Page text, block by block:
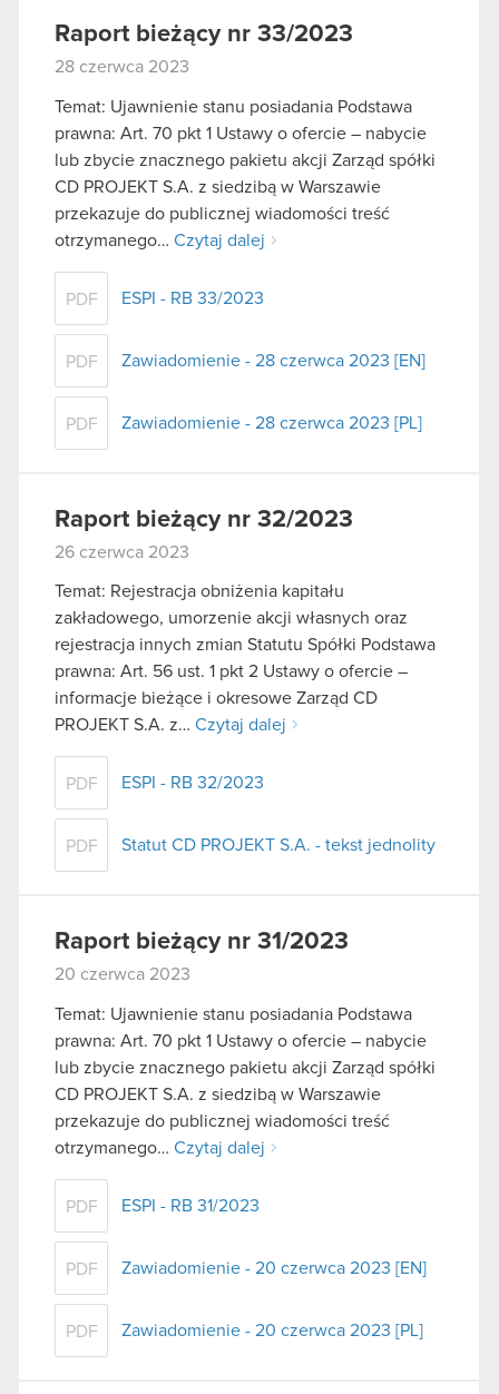
Raport bieżący nr 33/2023
28 czerwca 2023
Temat: Ujawnienie stanu posiadania Podstawa
prawna: Art. 70 pkt 1 Ustawy o ofercie – nabycie
lub zbycie znacznego pakietu akcji Zarząd spółki
CD PROJEKT S.A. z siedzibą w Warszawie
przekazuje do publicznej wiadomości treść
otrzymanego… Czytaj dalej
PDF ESPI - RB 33/2023
PDF Zawiadomienie - 28 czerwca 2023 [EN]
PDF Zawiadomienie - 28 czerwca 2023 [PL]
Raport bieżący nr 32/2023
26 czerwca 2023
Temat: Rejestracja obniżenia kapitału
zakładowego, umorzenie akcji własnych oraz
rejestracja innych zmian Statutu Spółki Podstawa
prawna: Art. 56 ust. 1 pkt 2 Ustawy o ofercie –
informacje bieżące i okresowe Zarząd CD
PROJEKT S.A. z… Czytaj dalej
PDF ESPI - RB 32/2023
PDF Statut CD PROJEKT S.A. - tekst jednolity
Raport bieżący nr 31/2023
20 czerwca 2023
Temat: Ujawnienie stanu posiadania Podstawa
prawna: Art. 70 pkt 1 Ustawy o ofercie – nabycie
lub zbycie znacznego pakietu akcji Zarząd spółki
CD PROJEKT S.A. z siedzibą w Warszawie
przekazuje do publicznej wiadomości treść
otrzymanego… Czytaj dalej
PDF ESPI - RB 31/2023
PDF Zawiadomienie - 20 czerwca 2023 [EN]
PDF Zawiadomienie - 20 czerwca 2023 [PL]